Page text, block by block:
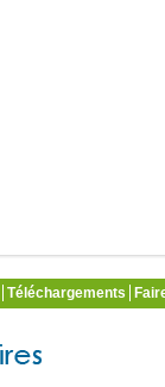
Téléchargements